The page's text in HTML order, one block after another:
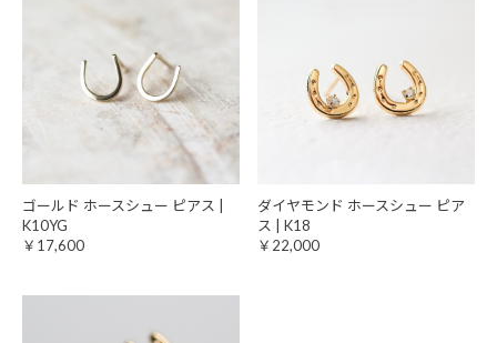
ゴールド ホースシュー ピアス |
K10YG
￥17,600
ダイヤモンド ホースシュー ピア
ス | K18
￥22,000